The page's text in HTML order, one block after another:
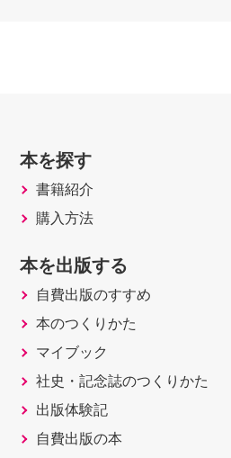
本を探す
書籍紹介
購入方法
本を出版する
自費出版のすすめ
本のつくりかた
マイブック
社史・記念誌のつくりかた
出版体験記
自費出版の本